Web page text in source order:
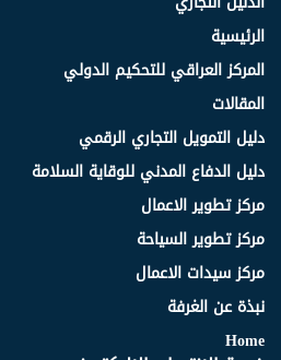
الرئيسية
المركز العراقي للتحكيم الدولي
المقالات
دليل التمويل التجاري الرقمي
دليل الدفاع المدني للوقاية السلامة
مركز تطوير الاعمال
مركز تطوير السياحة
مركز سيدات الاعمال
نبذة عن الغرفة
Home